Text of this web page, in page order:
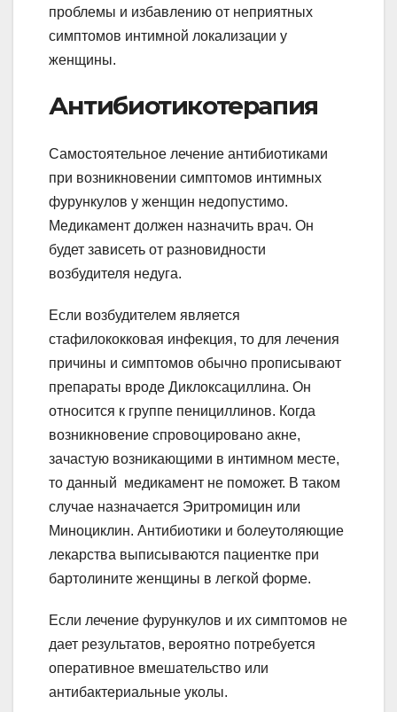
проблемы и избавлению от неприятных
симптомов интимной локализации у
женщины.
Антибиотикотерапия
Самостоятельное лечение антибиотиками
при возникновении симптомов интимных
фурункулов у женщин недопустимо.
Медикамент должен назначить врач. Он
будет зависеть от разновидности
возбудителя недуга.
Если возбудителем является
стафилококковая инфекция, то для лечения
причины и симптомов обычно прописывают
препараты вроде Диклоксациллина. Он
относится к группе пенициллинов. Когда
возникновение спровоцировано акне,
зачастую возникающими в интимном месте,
то данный медикамент не поможет. В таком
случае назначается Эритромицин или
Миноциклин. Антибиотики и болеутоляющие
лекарства выписываются пациентке при
бартолините женщины в легкой форме.
Если лечение фурункулов и их симптомов не
дает результатов, вероятно потребуется
оперативное вмешательство или
антибактериальные уколы.